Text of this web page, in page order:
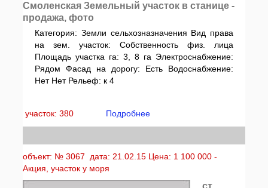
Смоленская Земельный участок в станице -
продажа, фото
Категория: Земли сельхозназначения Вид права
на зем. участок: Собственность физ. лица
Площадь участка га: 3, 8 га Электроснабжение:
Рядом Фасад на дорогу: Есть Водоснабжение:
Нет Нет Рельеф: к 4
участок: 380 Подробнее
объект: № 3067 дата: 21.02.15 Цена: 1 100 000 -
Акция, участок у моря
ст.